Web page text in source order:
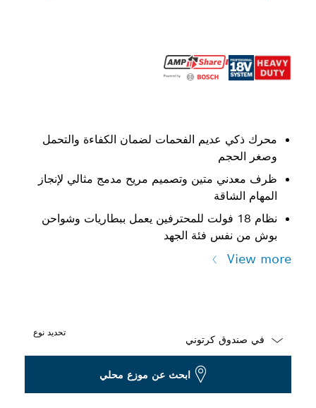
محرك ذكي عديم الفحمات لضمان الكفاءة والتحمل
وصغر الحجم
ظرف معدني متين وتصميم مريح مدمج مثالي لإنجاز
المهام الشاقة
نظام 18 فولت للمحترفين يعمل ببطاريات وشواحن
بوش من نفس فئة الجهد
View more
تحديد نوع
ابحث عن موزع محلي